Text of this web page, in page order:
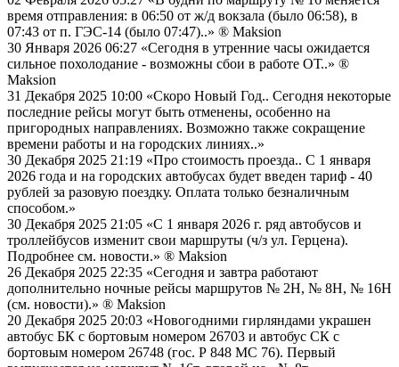
время отправления: в 06:50 от ж/д вокзала (было 06:58), в
07:43 от п. ГЭС-14 (было 07:47)..» ® Maksion
30 Января 2026 06:27 «Сегодня в утренние часы ожидается
сильное похолодание - возможны сбои в работе ОТ..» ®
Maksion
31 Декабря 2025 10:00 «Скоро Новый Год.. Сегодня некоторые
последние рейсы могут быть отменены, особенно на
пригородных направлениях. Возможно также сокращение
времени работы и на городских линиях..»
30 Декабря 2025 21:19 «Про стоимость проезда.. С 1 января
2026 года и на городских автобусах будет введен тариф - 40
рублей за разовую поездку. Оплата только безналичным
способом.»
30 Декабря 2025 21:05 «С 1 января 2026 г. ряд автобусов и
троллейбусов изменит свои маршруты (ч/з ул. Герцена).
Подробнее см. новости.» ® Maksion
26 Декабря 2025 22:35 «Сегодня и завтра работают
дополнительно ночные рейсы маршрутов № 2Н, № 8Н, № 16Н
(см. новости).» ® Maksion
20 Декабря 2025 20:03 «Новогодними гирляндами украшен
автобус БК с бортовым номером 26703 и автобус СК с
бортовым номером 26748 (гос. Р 848 МС 76). Первый